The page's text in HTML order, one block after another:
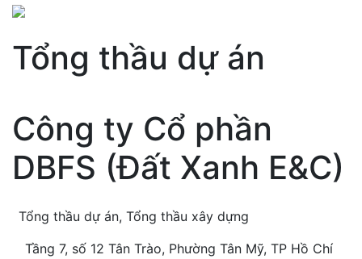
Tổng thầu dự án
Công ty Cổ phần
DBFS (Đất Xanh E&C)
Tổng thầu dự án, Tổng thầu xây dựng
Tầng 7, số 12 Tân Trào, Phường Tân Mỹ, TP Hồ Chí